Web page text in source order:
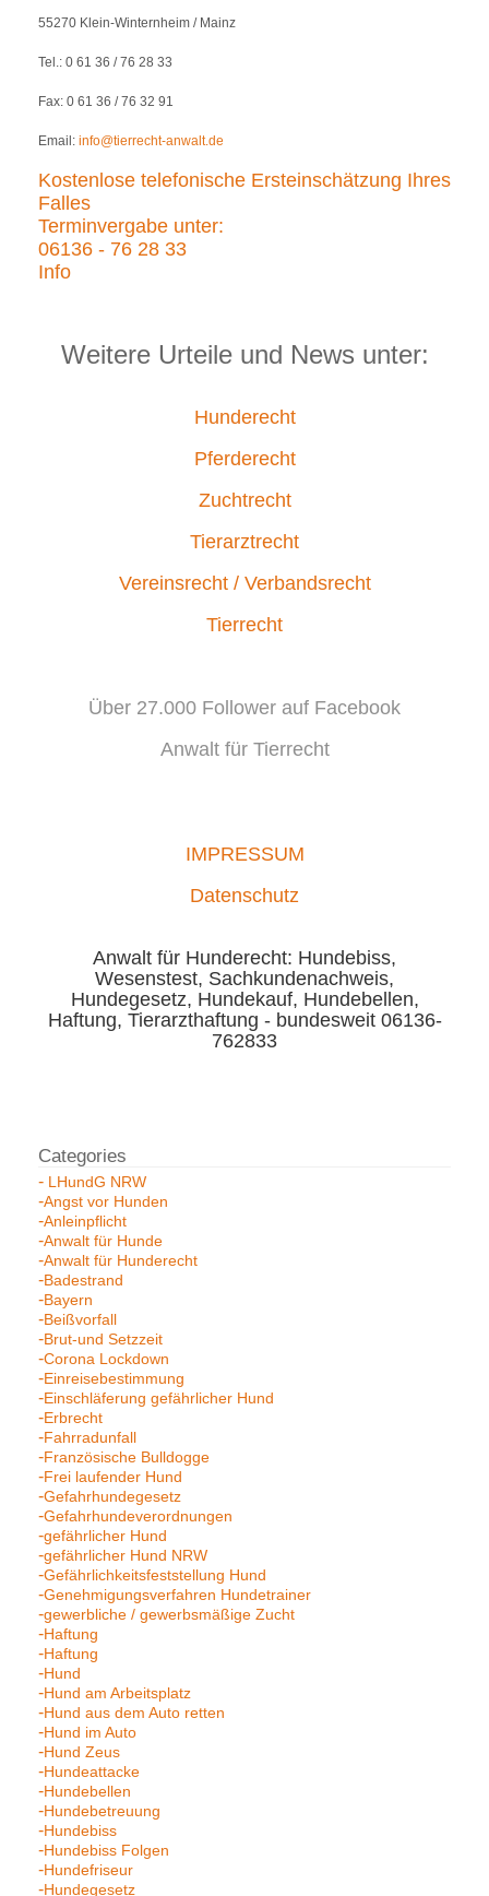
55270 Klein-Winternheim / Mainz
Tel.: 0 61 36 / 76 28 33
Fax: 0 61 36 / 76 32 91
Email: info@tierrecht-anwalt.de
Kostenlose telefonische Ersteinschätzung Ihres
Falles
Terminvergabe unter:
06136 - 76 28 33
Info
Weitere Urteile und News unter:
Hunderecht
Pferderecht
Zuchtrecht
Tierarztrecht
Vereinsrecht / Verbandsrecht
Tierrecht
Über 27.000 Follower auf Facebook
Anwalt für Tierrecht
IMPRESSUM
Datenschutz
Anwalt für Hunderecht: Hundebiss,
Wesenstest, Sachkundenachweis,
Hundegesetz, Hundekauf, Hundebellen,
Haftung, Tierarzthaftung - bundesweit 06136-
762833
LHundG NRW
Angst vor Hunden
Anleinpflicht
Anwalt für Hunde
Anwalt für Hunderecht
Badestrand
Bayern
Beißvorfall
Brut-und Setzzeit
Corona Lockdown
Einreisebestimmung
Einschläferung gefährlicher Hund
Erbrecht
Fahrradunfall
Französische Bulldogge
Frei laufender Hund
Gefahrhundegesetz
Gefahrhundeverordnungen
gefährlicher Hund
gefährlicher Hund NRW
Gefährlichkeitsfeststellung Hund
Genehmigungsverfahren Hundetrainer
gewerbliche / gewerbsmäßige Zucht
Haftung
Haftung
Hund
Hund am Arbeitsplatz
Hund aus dem Auto retten
Hund im Auto
Hund Zeus
Hundeattacke
Hundebellen
Hundebetreuung
Hundebiss
Hundebiss Folgen
Hundefriseur
Hundegesetz